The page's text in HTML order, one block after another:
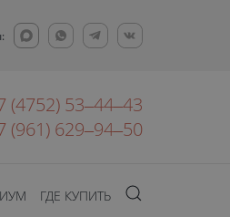
(4752) 53‒44‒43
(961) 629‒94‒50
ГДЕ КУПИТЬ